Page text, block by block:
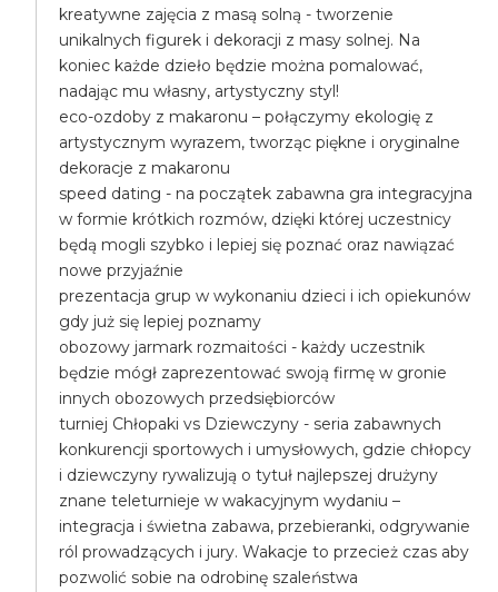
kreatywne zajęcia z masą solną - tworzenie
unikalnych figurek i dekoracji z masy solnej. Na
koniec każde dzieło będzie można pomalować,
nadając mu własny, artystyczny styl!
eco-ozdoby z makaronu – połączymy ekologię z
artystycznym wyrazem, tworząc piękne i oryginalne
dekoracje z makaronu
speed dating - na początek zabawna gra integracyjna
w formie krótkich rozmów, dzięki której uczestnicy
będą mogli szybko i lepiej się poznać oraz nawiązać
nowe przyjaźnie
prezentacja grup w wykonaniu dzieci i ich opiekunów
gdy już się lepiej poznamy
obozowy jarmark rozmaitości - każdy uczestnik
będzie mógł zaprezentować swoją firmę w gronie
innych obozowych przedsiębiorców
turniej Chłopaki vs Dziewczyny - seria zabawnych
konkurencji sportowych i umysłowych, gdzie chłopcy
i dziewczyny rywalizują o tytuł najlepszej drużyny
znane teleturnieje w wakacyjnym wydaniu –
integracja i świetna zabawa, przebieranki, odgrywanie
ról prowadzących i jury. Wakacje to przecież czas aby
pozwolić sobie na odrobinę szaleństwa